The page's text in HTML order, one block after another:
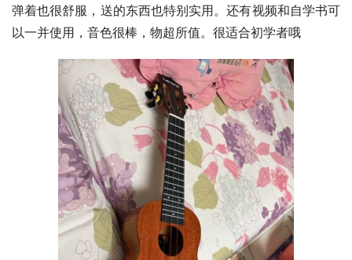
弹着也很舒服，送的东西也特别实用。还有视频和自学书可
以一并使用，音色很棒，物超所值。很适合初学者哦